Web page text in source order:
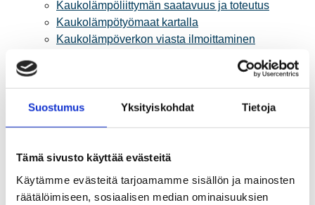
Suostumus Yksityiskohdat Tietoja
Tämä sivusto käyttää evästeitä
Käytämme evästeitä tarjoamamme sisällön ja mainosten
räätälöimiseen, sosiaalisen median ominaisuuksien
Kaukolämpöliittymän saatavuus ja toteutus
Kaukolämpötyömaat kartalla
Kaukolämpöverkon viasta ilmoittaminen
Lungi-palvelu taloyhtiöille ja yrityksille
Lungi-vuositarkastus kuluttajille
Matalalämpöiseen kaukolämpöön siirtyminen
Poistoilmalämpöpumppu kaukolämpötaloon
Tietoa urakoitsijoille
Sähköverkko
Energiayhteisöt